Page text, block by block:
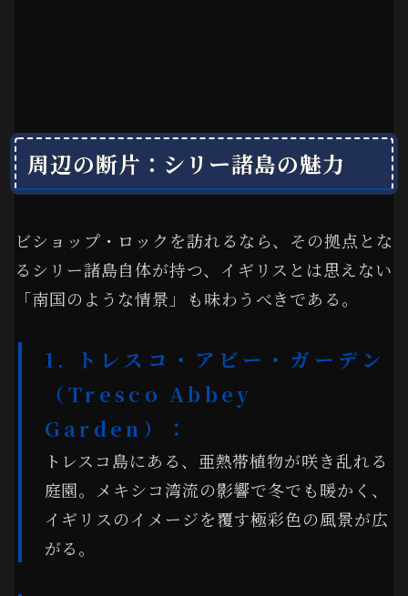
周辺の断片：シリー諸島の魅力
ビショップ・ロックを訪れるなら、その拠点とな
るシリー諸島自体が持つ、イギリスとは思えない
「南国のような情景」も味わうべきである。
1. トレスコ・アビー・ガーデン
（Tresco Abbey
Garden）：
トレスコ島にある、亜熱帯植物が咲き乱れる
庭園。メキシコ湾流の影響で冬でも暖かく、
イギリスのイメージを覆す極彩色の風景が広
がる。